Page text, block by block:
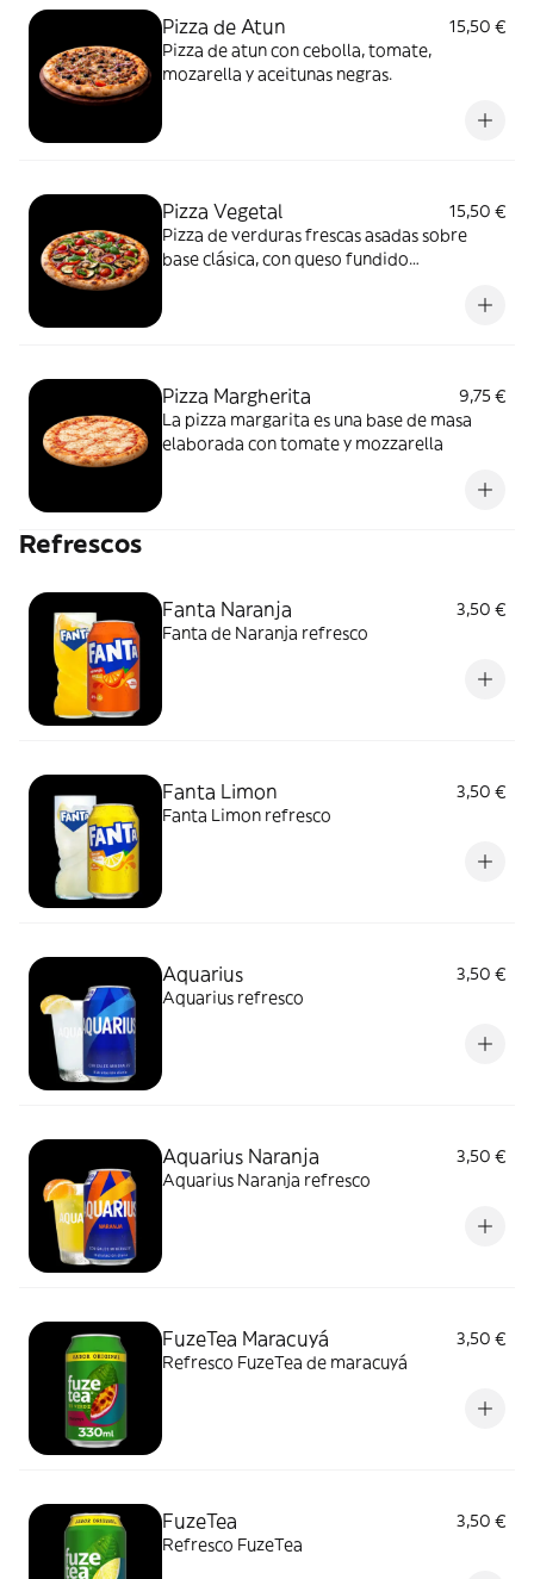
Pizza de Atun
15,50 €
Pizza de atun con cebolla, tomate,
mozarella y aceitunas negras.
Pizza Vegetal
15,50 €
Pizza de verduras frescas asadas sobre
base clásica, con queso fundido
Pizza Margherita
9,75 €
La pizza margarita es una base de masa
elaborada con tomate y mozzarella
Refrescos
Fanta Naranja
3,50 €
Fanta de Naranja refresco
Fanta Limon
3,50 €
Fanta Limon refresco
Aquarius
3,50 €
Aquarius refresco
Aquarius Naranja
3,50 €
Aquarius Naranja refresco
FuzeTea Maracuyá
3,50 €
Refresco FuzeTea de maracuyá
FuzeTea
3,50 €
Refresco FuzeTea